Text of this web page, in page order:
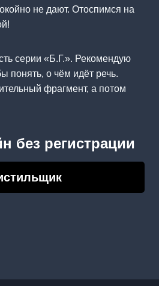
не дают. Отоспимся на
серии «Б.Г.». Рекомендую
понять, о чём идёт речь.
фрагмент, а потом
без регистрации